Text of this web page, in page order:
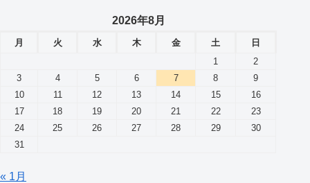
2026年8月
月 火 水 木 金 土
日
1
2
3
4 5 6 7 8
9
10
11 12 13 14 15
16
17
18 19 20 21 22
23
24
25 26 27 28 29
30
31
« 1月